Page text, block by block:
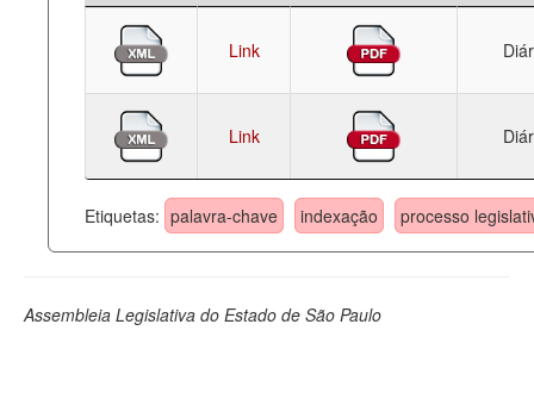
Link
Link
Etiquetas: palavra-chave indexação processo
Assembleia Legislativa do Estado de São Paulo